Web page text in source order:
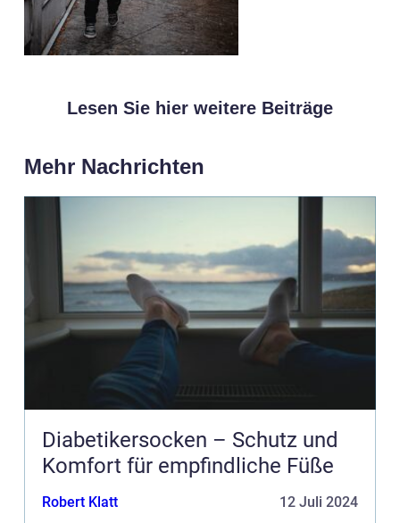
Lesen Sie hier weitere Beiträge
Mehr Nachrichten
Diabetikersocken – Schutz und
Komfort für empfindliche Füße
Robert Klatt 12 Juli 2024